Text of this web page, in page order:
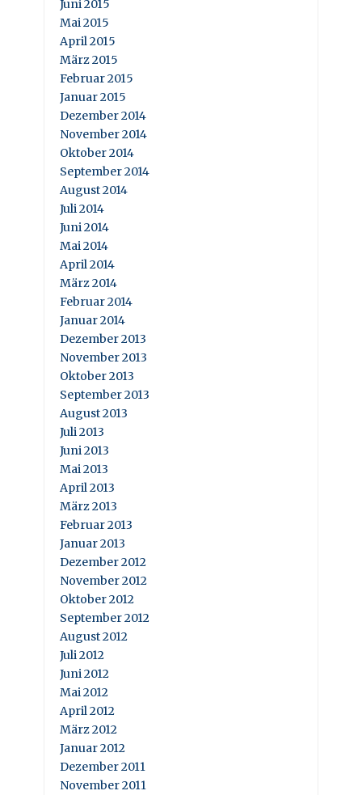
Juni 2015
Mai 2015
April 2015
März 2015
Februar 2015
Januar 2015
Dezember 2014
November 2014
Oktober 2014
September 2014
August 2014
Juli 2014
Juni 2014
Mai 2014
April 2014
März 2014
Februar 2014
Januar 2014
Dezember 2013
November 2013
Oktober 2013
September 2013
August 2013
Juli 2013
Juni 2013
Mai 2013
April 2013
März 2013
Februar 2013
Januar 2013
Dezember 2012
November 2012
Oktober 2012
September 2012
August 2012
Juli 2012
Juni 2012
Mai 2012
April 2012
März 2012
Januar 2012
Dezember 2011
November 2011